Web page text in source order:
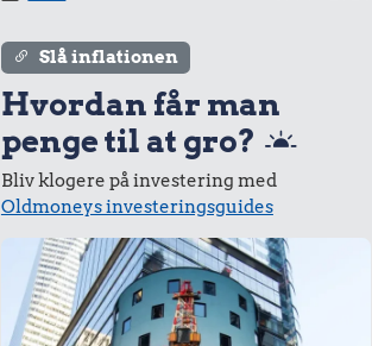
Slå inflationen
Hvordan får man
penge til at gro?
Bliv klogere på investering med
Oldmoneys investeringsguides